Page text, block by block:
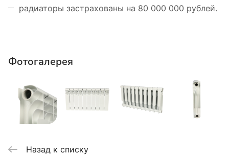
радиаторы застрахованы на 80 000 000 рублей.
Фотогалерея
Назад к списку